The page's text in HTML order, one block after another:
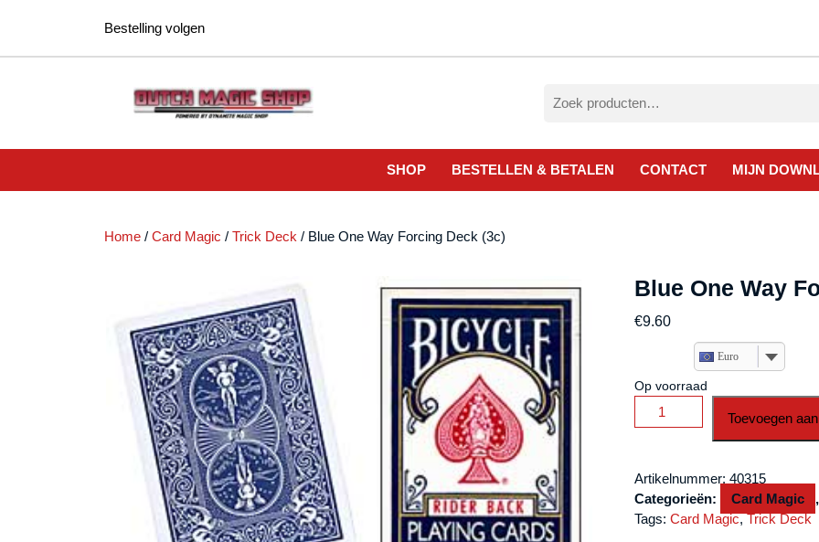
Bestelling volgen
naar:
SHOP BESTELLEN & BETALEN CONTACT MIJN
Home / Card Magic / Trick Deck / Blue One Way Forcing Deck (3c)
Blue One Way
€9.60
Euro
Op voorraad
Blue
One
Deck
(3c)
aantal
Toevoegen
Artikelnummer:40315
Categorieën:
Card Magic ,
Tags:Card Magic,Trick Deck